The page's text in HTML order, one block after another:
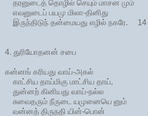
தரனுடைத் தொழில் செயும் மாசன மும்
எவனுடைப் பயமு மிலா-தினிது
இருந்திடுந் தன்மையது எழில் நகரே. 14
4. துரியோதனன் சபை
கன்னங் கரியது வாய்-அகல்
காட்சிய தாய்மிகு மாட்சிய தாய்,
துன்னற் கினியது வாய்-நல்ல
சுவைதரும் நீருடை யமுனையெ னும்
வன்னத் திருநதி யின்-பொன்